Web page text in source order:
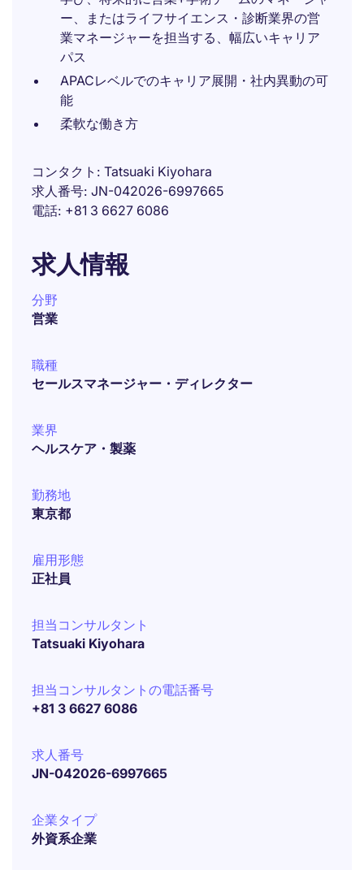
ー、またはライフサイエンス・診断業界の営
業マネージャーを担当する、幅広いキャリア
パス
APACレベルでのキャリア展開・社内異動の可
能
柔軟な働き方
コンタクト
Tatsuaki Kiyohara
求人番号 JN-042026-6997665
電話 +81 3 6627 6086
求人情報
分野
営業
職種
セールスマネージャー・ディレクター
業界
ヘルスケア・製薬
勤務地
東京都
雇用形態
正社員
担当コンサルタント
Tatsuaki Kiyohara
担当コンサルタントの電話番号
+81 3 6627 6086
求人番号
JN-042026-6997665
企業タイプ
外資系企業